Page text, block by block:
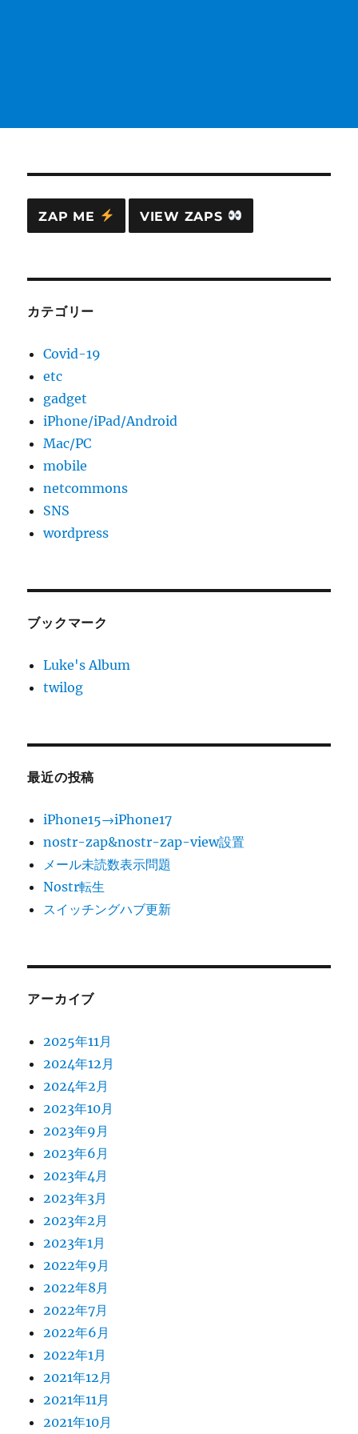
ZAP ME VIEW ZAPS
カテゴリー
Covid-19
etc
gadget
iPhone/iPad/Android
Mac/PC
mobile
netcommons
SNS
wordpress
ブックマーク
Luke's Album
twilog
最近の投稿
iPhone15→iPhone17
nostr-zap&nostr-zap-view設置
メール未読数表示問題
Nostr転生
スイッチングハブ更新
アーカイブ
2025年11月
2024年12月
2024年2月
2023年10月
2023年9月
2023年6月
2023年4月
2023年3月
2023年2月
2023年1月
2022年9月
2022年8月
2022年7月
2022年6月
2022年1月
2021年12月
2021年11月
2021年10月